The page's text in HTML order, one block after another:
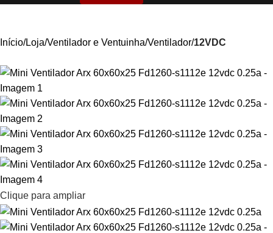
Início Loja Ventilador e Ventuinha Ventilador 12VDC
Clique para ampliar